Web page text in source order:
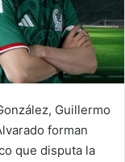
Guillermo
forman
que disputa la